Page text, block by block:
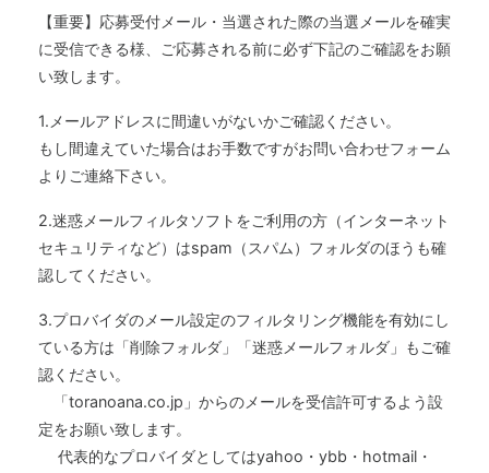
【重要】応募受付メール・当選された際の当選メールを確実
に受信できる様、ご応募される前に必ず下記のご確認をお願
い致します。
1.メールアドレスに間違いがないかご確認ください。
もし間違えていた場合はお手数ですがお問い合わせフォーム
よりご連絡下さい。
2.迷惑メールフィルタソフトをご利用の方（インターネット
セキュリティなど）はspam（スパム）フォルダのほうも確
認してください。
3.プロバイダのメール設定のフィルタリング機能を有効にし
ている方は「削除フォルダ」「迷惑メールフォルダ」もご確
認ください。
「toranoana.co.jp」からのメールを受信許可するよう設
定をお願い致します。
代表的なプロバイダとしてはyahoo・ybb・hotmail・